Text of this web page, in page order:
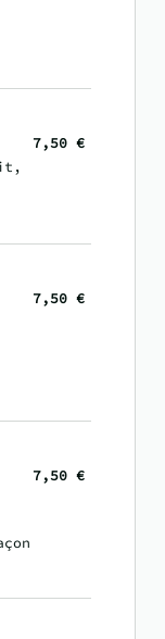
7,50 €
7,50 €
7,50 €